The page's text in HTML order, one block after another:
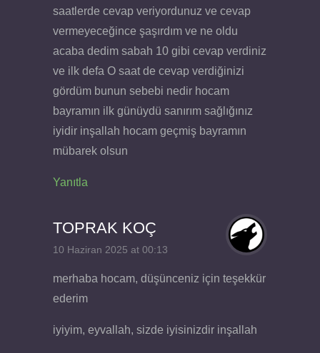
saatlerde cevap veriyordunuz ve cevap
vermeyeceğince şaşırdım ve ne oldu
acaba dedim sabah 10 gibi cevap verdiniz
ve ilk defa O saat de cevap verdiğinizi
gördüm bunun sebebi nedir hocam
bayramın ilk günüydü sanırım sağlığınız
iyidir inşallah hocam geçmiş bayramın
mübarek olsun
Yanıtla
TOPRAK KOÇ
10 Haziran 2025 at 00:13
merhaba hocam, düşünceniz için teşekkür
ederim
iyiyim, eyvallah, sizde iyisinizdir inşallah